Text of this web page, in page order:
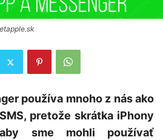
používa mnoho z nás ako
pretože skrátka iPhony
sme mohli používať